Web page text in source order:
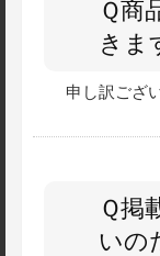
Ｑ商
きま
申し訳ござ
Ｑ掲
いの